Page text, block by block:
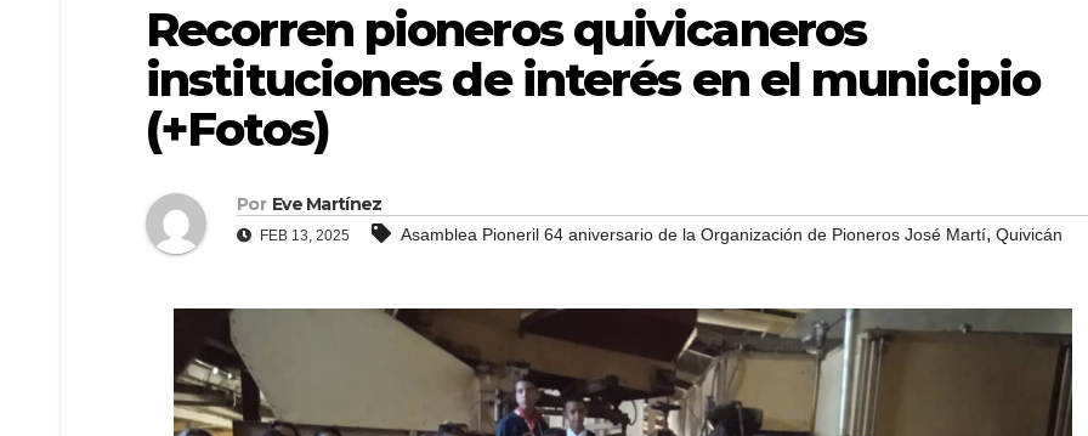
Recorren pioneros quivicaneros
instituciones de interés en el municipio
(+Fotos)
Por Eve Martínez
FEB 13, 2025 Asamblea Pioneril 64 aniversario de la Organización de Pioneros José Martí, Quivicán